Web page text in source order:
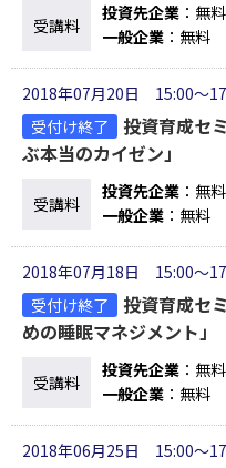
受講料
投資先企業 ：無料
一般企業 ：無料
2018年07月20日 15:00～
受付け終了
投資育成セ
ぶ本当のカイゼン」
受講料
投資先企業 ：無料
一般企業 ：無料
2018年07月18日 15:00～
受付け終了
投資育成セ
めの睡眠マネジメント」
受講料
投資先企業 ：無料
一般企業 ：無料
2018年06月25日 15:00～